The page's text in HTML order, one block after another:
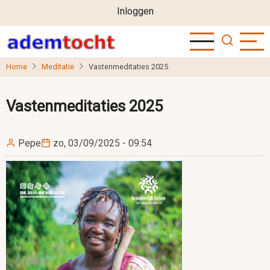
naar
de
inhoud
User
account
menu
Inloggen
Home Meditatie Vastenmeditaties 2025
Vastenmeditaties 2025
Pepe zo, 03/09/2025 - 09:54